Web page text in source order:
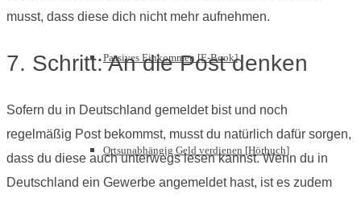
Passives Einkommen [E-Book]
Ortsunabhängig Geld verdienen [Hörbuch]
musst, dass diese dich nicht mehr aufnehmen.
7. Schritt: An die Post denken
Sofern du in Deutschland gemeldet bist und noch
regelmäßig Post bekommst, musst du natürlich dafür sorgen,
dass du diese auch unterwegs lesen kannst. Wenn du in
Deutschland ein Gewerbe angemeldet hast, ist es zudem